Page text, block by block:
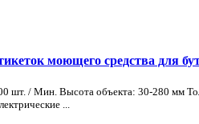
моющего средства для
шт. / Мин. Высота объекта: 30-280 мм
...